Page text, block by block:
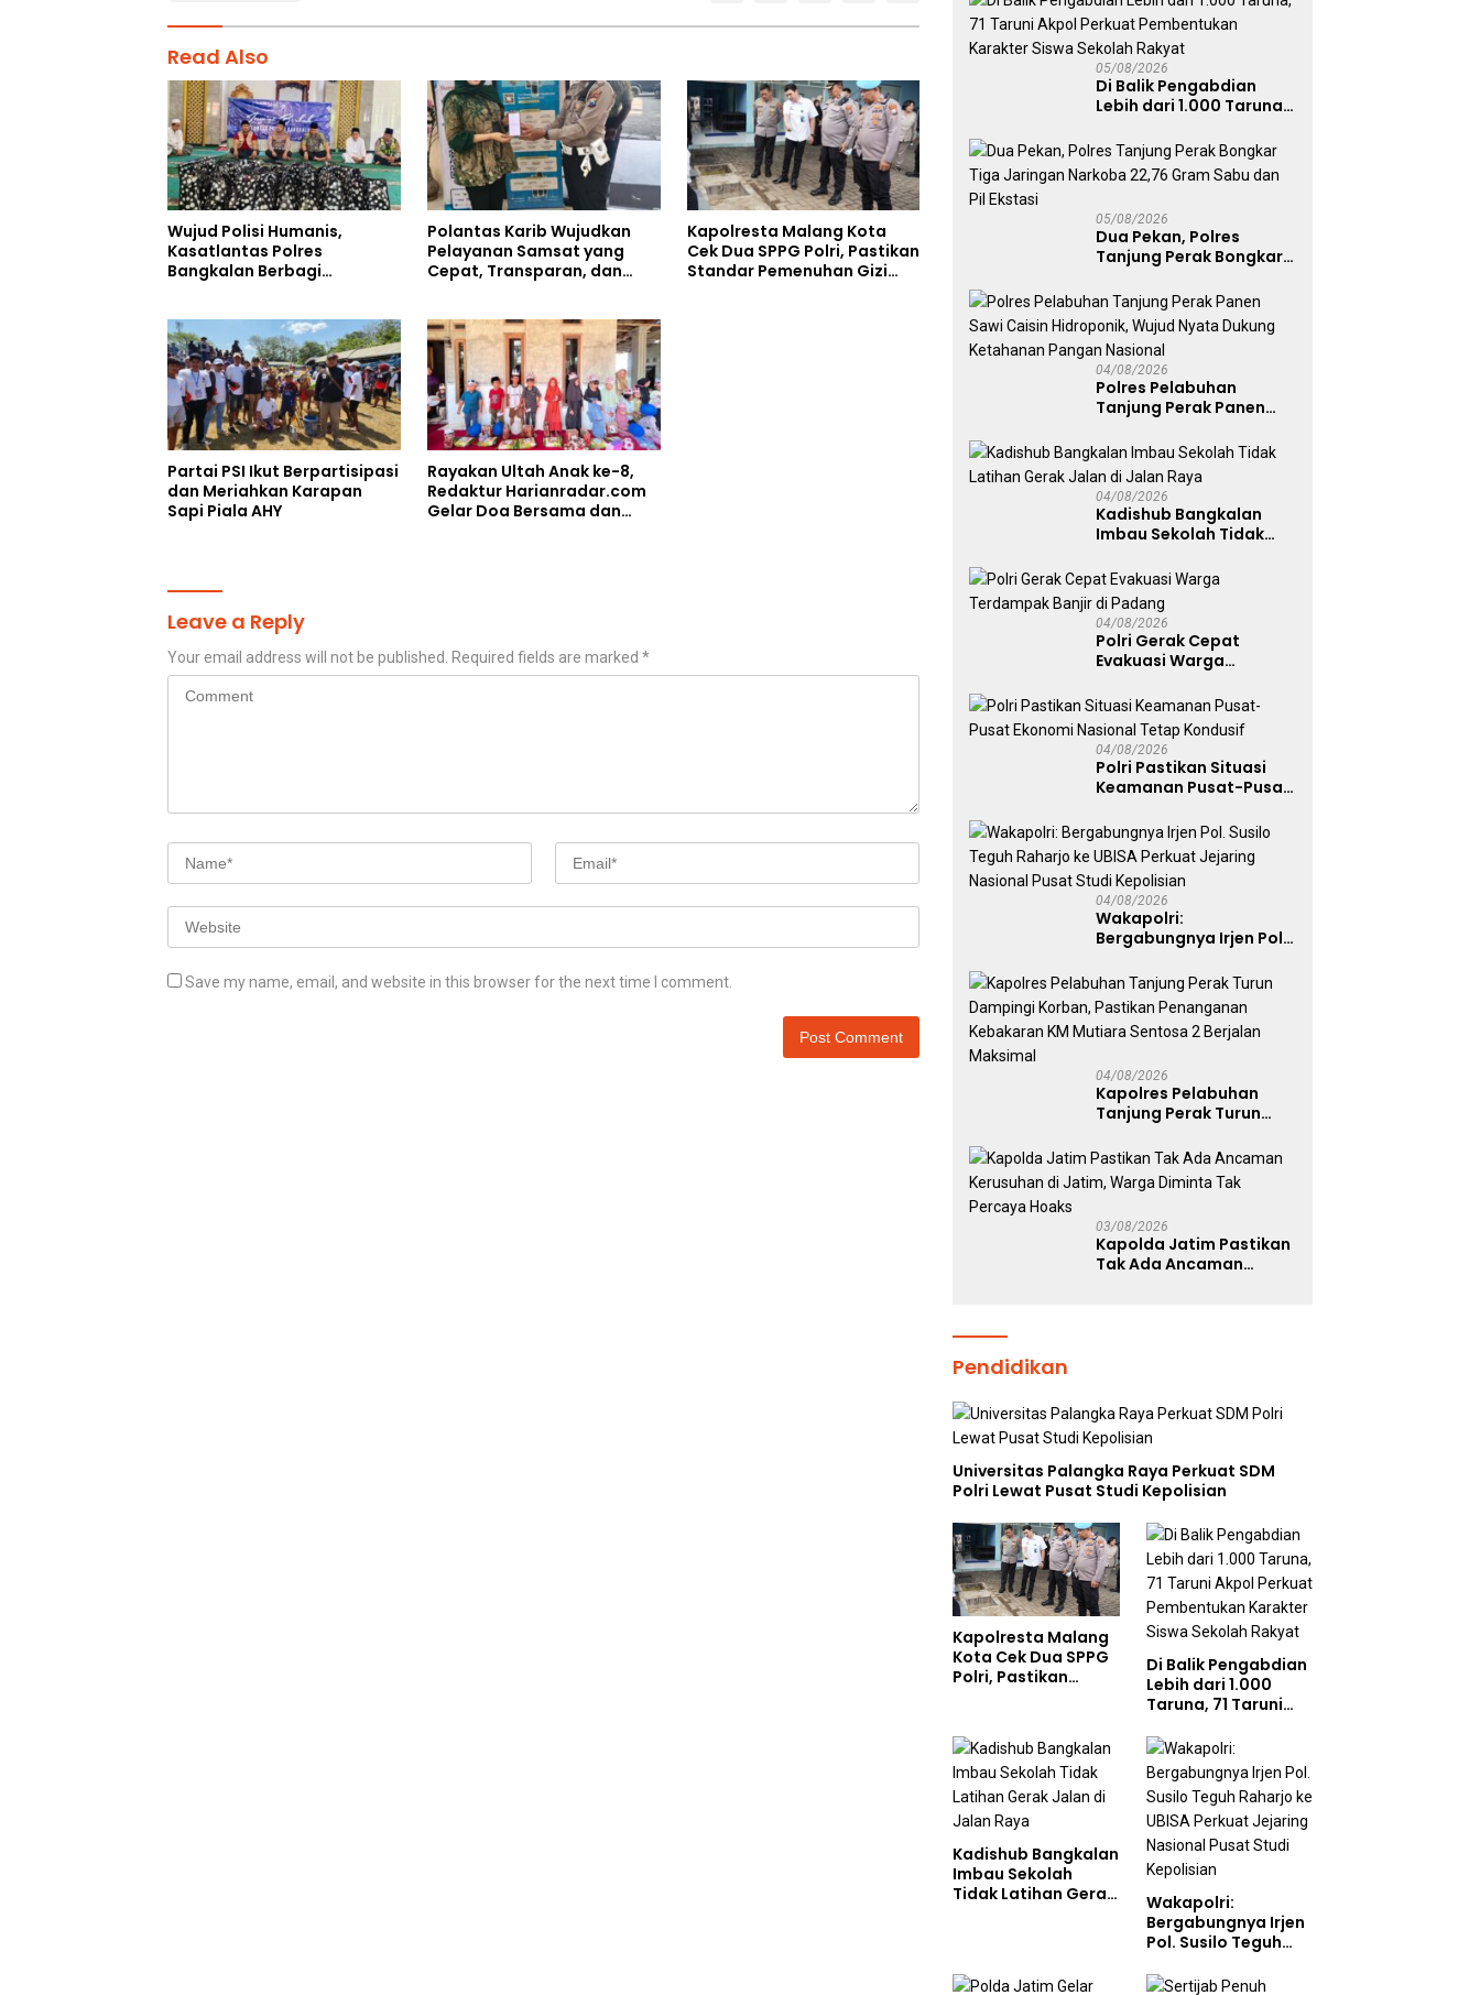
Read Also
Wujud Polisi Humanis,
Kasatlantas Polres
Bangkalan Berbagi
Ahmad Ibrahim
Polantas Karib Wujudkan
Pelayanan Samsat yang
Cepat, Transparan, dan
Kapolresta Malang Kota
Cek Dua SPPG Polri, Pastikan
Standar Pemenuhan Gizi
Partai PSI Ikut Berpartisipasi
dan Meriahkan Karapan
Sapi Piala AHY
Rayakan Ultah Anak ke-8,
Redaktur Harianradar.com
Gelar Doa Bersama dan
Leave a Reply
Your email address will not be published. Required fields are marked *
Save my name, email, and website in this browser for the next time I comment.
05/08/2026
Di Balik Pengabdian
Lebih dari 1.000 Taruna,
Pembentukan Karakter
Siswa Sekolah Rakyat
05/08/2026
Dua Pekan, Polres
Tanjung Perak Bongkar
22,76 Gram Sabu dan Pil
Ekstasi
04/08/2026
Polres Pelabuhan
Tanjung Perak Panen
Wujud Nyata Dukung
Ketahanan Pangan
Nasional
04/08/2026
Kadishub Bangkalan
Imbau Sekolah Tidak
Jalan Raya
04/08/2026
Polri Gerak Cepat
Evakuasi Warga
Padang
04/08/2026
Polri Pastikan Situasi
Keamanan Pusat-Pusat
Kondusif
04/08/2026
Wakapolri:
Bergabungnya Irjen Pol.
UBISA Perkuat Jejaring
Nasional Pusat Studi
Kepolisian
04/08/2026
Kapolres Pelabuhan
Tanjung Perak Turun
Pastikan Penanganan
Kebakaran KM Mutiara
Sentosa 2 Berjalan
03/08/2026
Kapolda Jatim Pastikan
Tak Ada Ancaman
Pendidikan
Universitas Palangka Raya Perkuat SDM
Polri Lewat Pusat Studi Kepolisian
Kapolresta Malang
Kota Cek Dua SPPG
Polri, Pastikan
Pengelolaan Limbah
Berjalan Optimal
Di Balik Pengabdian
Lebih dari 1.000
Taruna, 71 Taruni
Pembentukan
Karakter Siswa
Sekolah Rakyat
Kadishub Bangkalan
Imbau Sekolah
Tidak Latihan Gerak
Wakapolri:
Bergabungnya Irjen
Pol. Susilo Teguh
Perkuat Jejaring